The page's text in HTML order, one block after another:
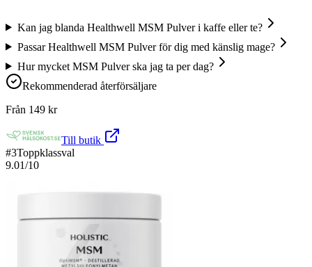
Kan jag blanda Healthwell MSM Pulver i kaffe eller te?
Passar Healthwell MSM Pulver för dig med känslig mage?
Hur mycket MSM Pulver ska jag ta per dag?
Rekommenderad återförsäljare
Från 149 kr
Till butik
#3Toppklassval
9.01/10